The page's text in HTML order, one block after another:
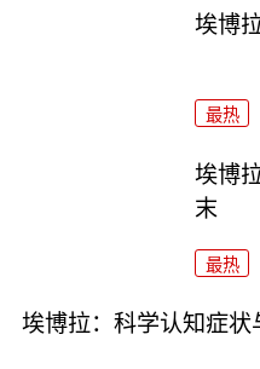
埃博
最热
埃博
末
最热
埃博拉：科学认知症状